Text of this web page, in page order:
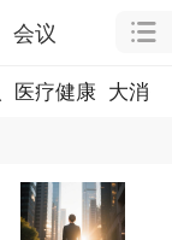
会议
医疗健康 大消费